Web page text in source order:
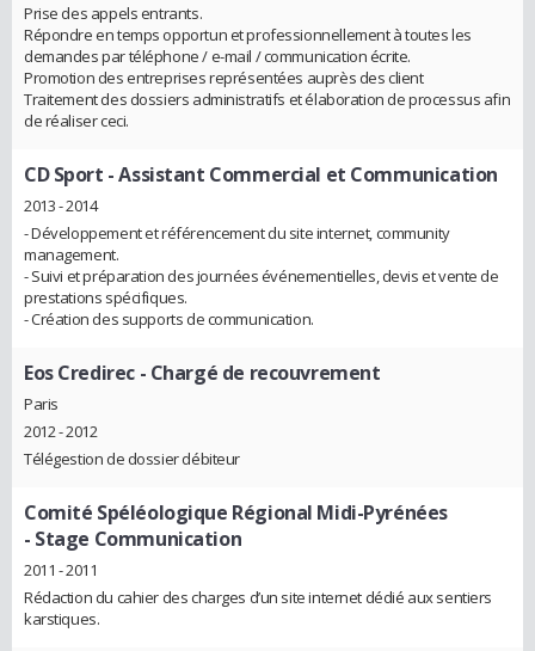
Prise des appels entrants.
Répondre en temps opportun et professionnellement à toutes les
demandes par téléphone / e-mail / communication écrite.
Promotion des entreprises représentées auprès des client
Traitement des dossiers administratifs et élaboration de processus afin
de réaliser ceci.
CD Sport - Assistant Commercial et Communication
2013 - 2014
- Développement et référencement du site internet, community
management.
- Suivi et préparation des journées événementielles, devis et vente de
prestations spécifiques.
- Création des supports de communication.
Eos Credirec- Chargé de recouvrement
Paris
2012 - 2012
Télégestion de dossier débiteur
Comité Spéléologique Régional Midi-Pyrénées
- Stage Communication
2011 - 2011
Rédaction du cahier des charges d’un site internet dédié aux sentiers
karstiques.